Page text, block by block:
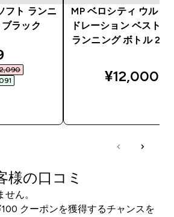
フト ランニ
ラック
price
MP ベロシティ ウルト
ドレーション ベスト
ランニング ボトル 2本
¥12,000‎
様の口コミ
ん。
クーポンを獲得するチャンスを